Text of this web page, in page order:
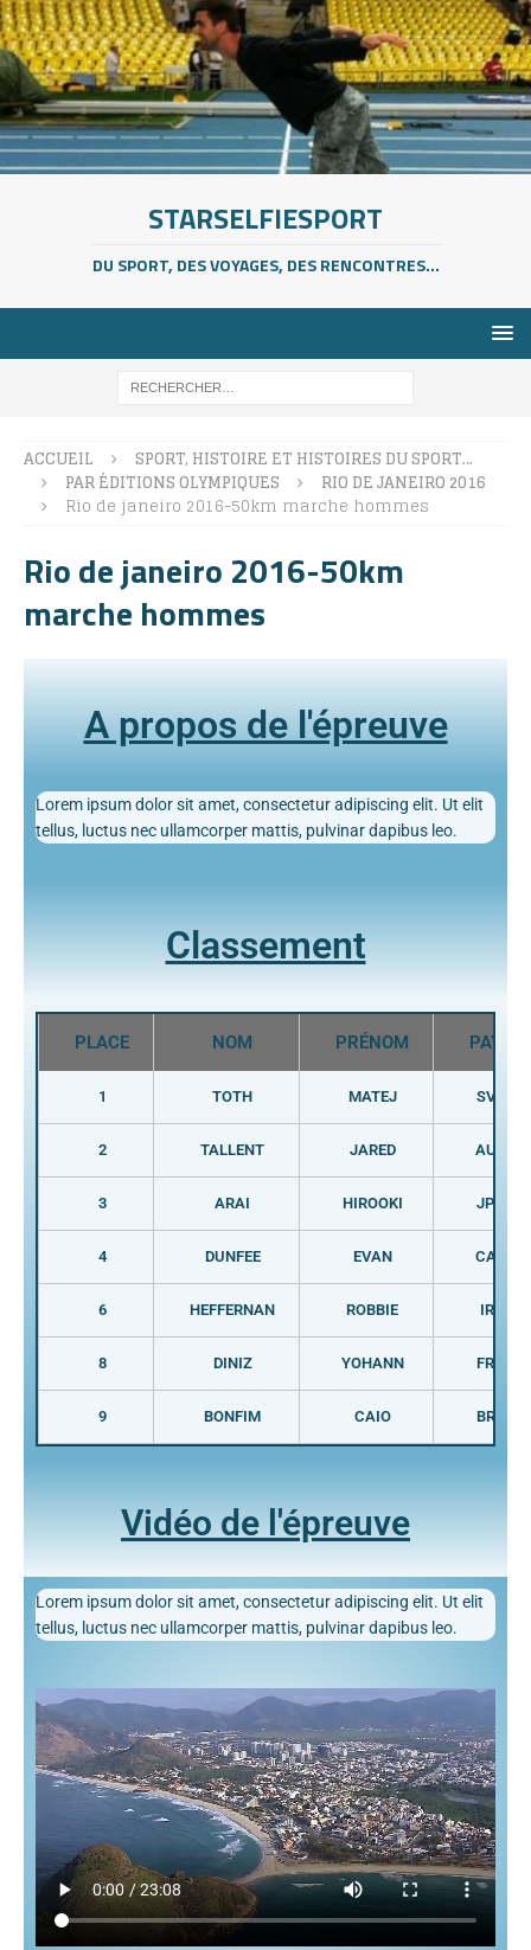
STARSELFIESPORT
DU SPORT, DES VOYAGES, DES RENCONTRES...
ACCUEIL
SPORT, HISTOIRE ET HISTOIRES DU SPORT…
PAR ÉDITIONS OLYMPIQUES
RIO DE JANEIRO 2016
Rio de janeiro 2016-50km marche hommes
Rio de janeiro 2016-50km
marche hommes
A propos de l'épreuve
Lorem ipsum dolor sit amet, consectetur adipiscing elit. Ut elit
tellus, luctus nec ullamcorper mattis, pulvinar dapibus leo.
Classement
PLACE NOM PRÉNOM PAYS
1 TOTH MATEJ SVK
2 TALLENT JARED AUS
3 ARAI HIROOKI JPN
4 DUNFEE EVAN CAN
6 HEFFERNAN ROBBIE IRL
8 DINIZ YOHANN FRA
9 BONFIM CAIO BRA
Vidéo de l'épreuve
Lorem ipsum dolor sit amet, consectetur adipiscing elit. Ut elit
tellus, luctus nec ullamcorper mattis, pulvinar dapibus leo.